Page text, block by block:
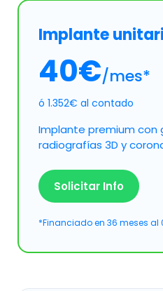
Implante
40€/mes*
ó 1.352€ al contado
Implante premium con
radiografías 3D y
Solicitar Info
*Financiado en 36 meses al